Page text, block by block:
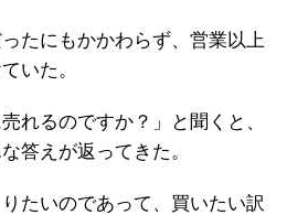
たにもかかわらず、営業以上
いた。
れるのですか？」と聞くと、
答えが返ってきた。
たいのであって、買いたい訳